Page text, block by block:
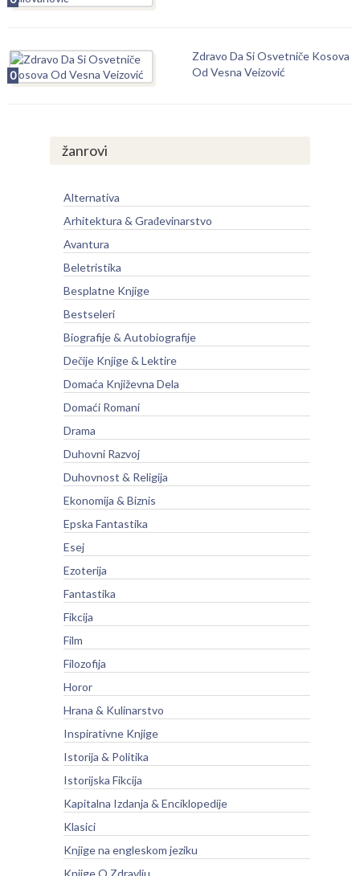
0
Zdravo Da Si Osvetniče Kosova
Od Vesna Veizović
žanrovi
Alternativa
Arhitektura & Građevinarstvo
Avantura
Beletristika
Besplatne Knjige
Bestseleri
Biografije & Autobiografije
Dečije Knjige & Lektire
Domaća Književna Dela
Domaći Romani
Drama
Duhovni Razvoj
Duhovnost & Religija
Ekonomija & Biznis
Epska Fantastika
Esej
Ezoterija
Fantastika
Fikcija
Film
Filozofija
Horor
Hrana & Kulinarstvo
Inspirativne Knjige
Istorija & Politika
Istorijska Fikcija
Kapitalna Izdanja & Enciklopedije
Klasici
Knjige na engleskom jeziku
Knjige O Zdravlju